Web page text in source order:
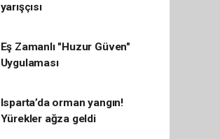
yarışçısı
Eş Zamanlı "Huzur Güven"
Uygulaması
Isparta’da orman yangın!
Yürekler ağza geldi